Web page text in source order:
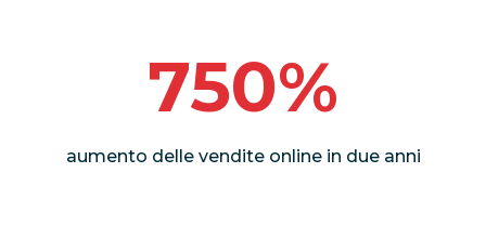
750%
aumento delle vendite online in due anni